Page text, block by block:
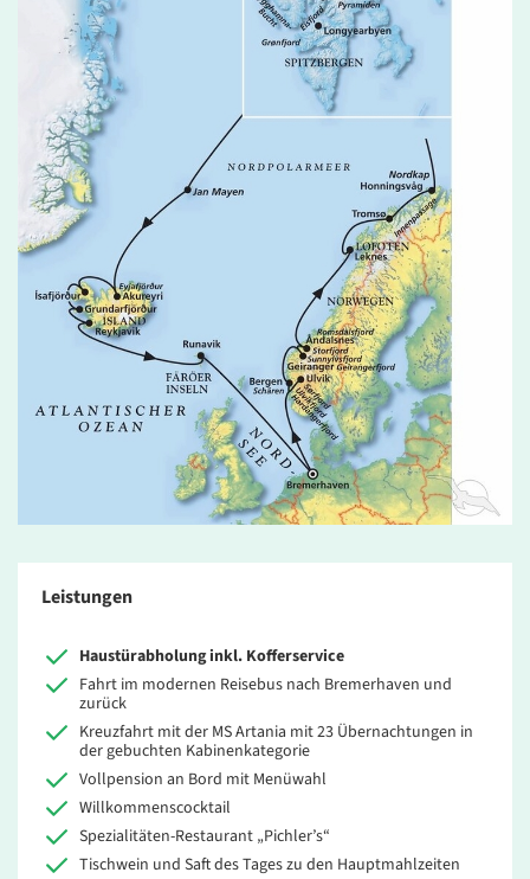
Leistungen
Haustürabholung inkl. Kofferservice
Fahrt im modernen Reisebus nach Bremerhaven und
zurück
Kreuzfahrt mit der MS Artania mit 23 Übernachtungen in
der gebuchten Kabinenkategorie
Vollpension an Bord mit Menüwahl
Willkommenscocktail
Spezialitäten-Restaurant „Pichler’s“
Tischwein und Saft des Tages zu den Hauptmahlzeiten